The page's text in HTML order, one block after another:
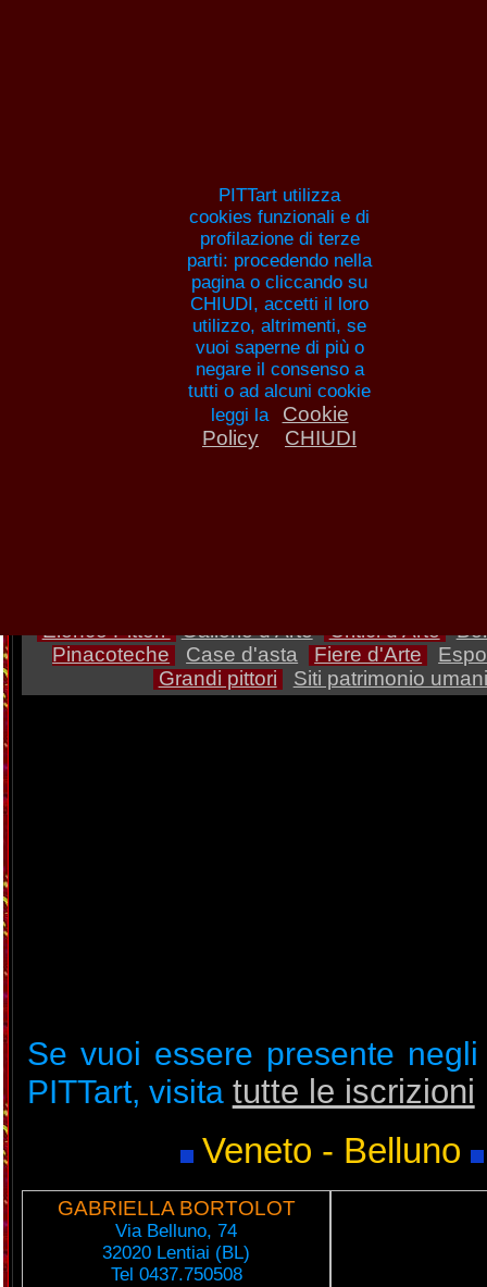
Critici d'arte Veneto,
Padova, Verona,
Belluno, Rovigo,
Elenco Pittori Gallerie d'Arte Critici d'Arte
Pinacoteche
Case d'asta Fiere d'Arte
Grandi pittori
Siti patrimonio
Se vuoi essere presente
PITTart, visita tutte le iscrizioni
Veneto - Belluno
GABRIELLA BORTOLOT
Via Belluno, 74
32020 Lentiai (BL)
Tel 0437.750508
PITTart utilizza
cookies funzionali e di
profilazione di terze
parti: procedendo nella
pagina o cliccando su
CHIUDI, accetti il loro
utilizzo, altrimenti, se
vuoi saperne di più o
negare il consenso a
tutti o ad alcuni cookie
leggi la
Cookie
Policy
CHIUDI